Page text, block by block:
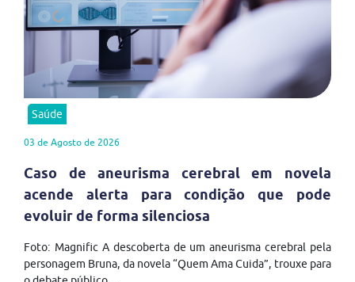
Saúde
03 de Agosto de 2026
Caso de aneurisma cerebral em novela
acende alerta para condição que pode
evoluir de forma silenciosa
Foto: Magnific A descoberta de um aneurisma cerebral pela
personagem Bruna, da novela “Quem Ama Cuida”, trouxe para